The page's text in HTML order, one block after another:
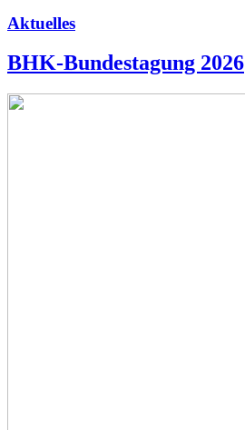
Aktuelles
BHK-Bundestagung 2026